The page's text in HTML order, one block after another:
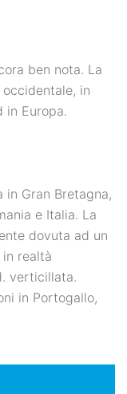
ben nota. La
in
in Europa.
Gran Bretagna,
e Italia. La
dovuta ad un
realtà
verticillata.
in Portogallo,